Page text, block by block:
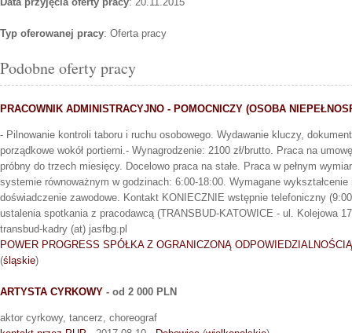
Typ oferowanej pracy: Oferta pracy
Podobne oferty pracy
PRACOWNIK ADMINISTRACYJNO - POMOCNICZY (OSOBA
- Pilnowanie kontroli taboru i ruchu osobowego. Wydawanie kluczy,
porządkowe wokół portierni.- Wynagrodzenie: 2100 zł/brutto. Praca na
próbny do trzech miesięcy. Docelowo praca na stałe. Praca w pełnym
systemie równoważnym w godzinach: 6:00-18:00. Wymagane
doświadczenie zawodowe. Kontakt KONIECZNIE wstępnie telefoniczny
ustalenia spotkania z pracodawcą (TRANSBUD-KATOWICE - ul. Kolejowa
transbud-kadry (at) jasfbg.pl
POWER PROGRESS SPÓŁKA Z OGRANICZONĄ ODPOWIEDZIALNOŚCIĄ
(śląskie)
ARTYSTA CYRKOWY - od 2 000 PLN
aktor cyrkowy, tancerz, choreograf